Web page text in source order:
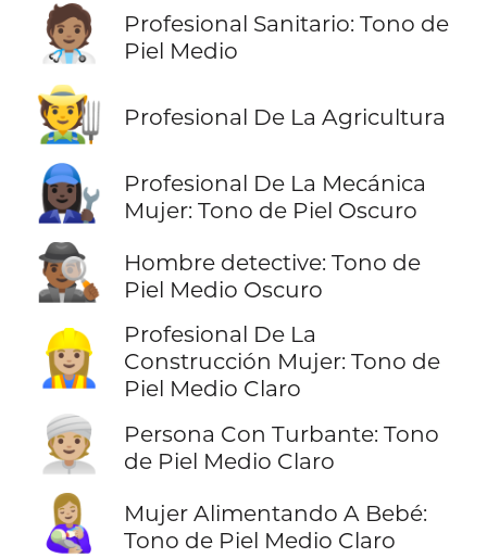
🧑🏽‍⚕️
Profesional Sanitario: Tono de
Piel Medio
🧑‍🌾 Profesional De La Agricultura
👩🏿‍🔧
Profesional De La Mecánica
Mujer: Tono de Piel Oscuro
🕵🏾‍♂️
Hombre detective: Tono de
Piel Medio Oscuro
👷🏼‍♀️
Profesional De La
Construcción Mujer: Tono de
Piel Medio Claro
👳🏼
Persona Con Turbante: Tono
de Piel Medio Claro
👩🏼‍🍼
Mujer Alimentando A Bebé:
Tono de Piel Medio Claro